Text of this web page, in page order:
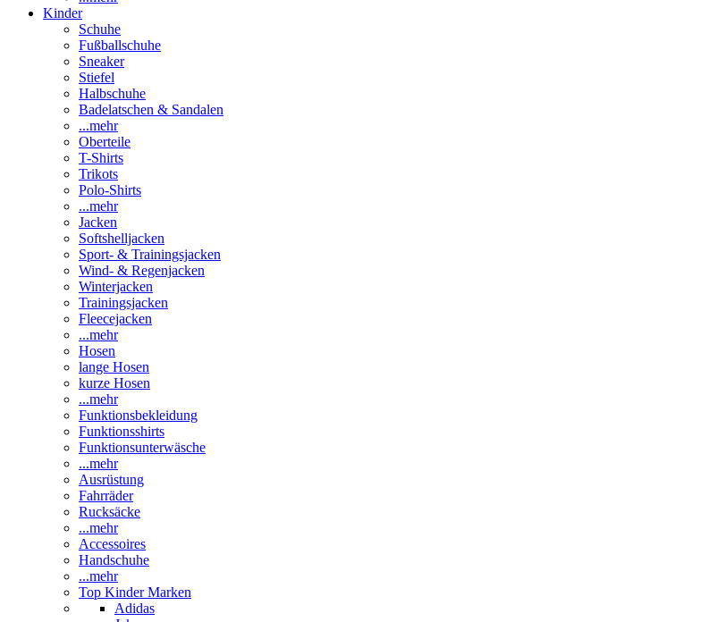
Kinder
Schuhe
Fußballschuhe
Sneaker
Stiefel
Halbschuhe
Badelatschen & Sandalen
...mehr
Oberteile
T-Shirts
Trikots
Polo-Shirts
...mehr
Jacken
Softshelljacken
Sport- & Trainingsjacken
Wind- & Regenjacken
Winterjacken
Trainingsjacken
Fleecejacken
...mehr
Hosen
lange Hosen
kurze Hosen
...mehr
Funktionsbekleidung
Funktionsshirts
Funktionsunterwäsche
...mehr
Ausrüstung
Fahrräder
Rucksäcke
...mehr
Accessoires
Handschuhe
...mehr
Top Kinder Marken
Adidas